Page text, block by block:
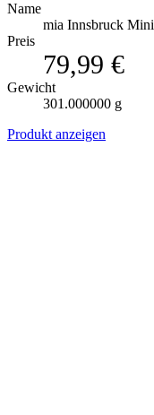
Name
mia Innsbruck Mini
Preis
79,99 €
Gewicht
301.000000 g
Produkt anzeigen